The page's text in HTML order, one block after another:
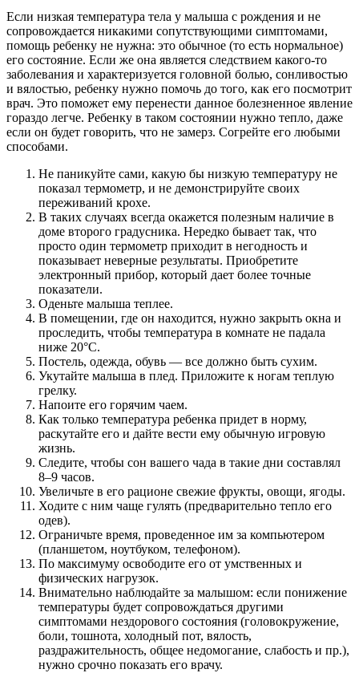
Если низкая температура тела у малыша с рождения и не
сопровождается никакими сопутствующими симптомами,
помощь ребенку не нужна: это обычное (то есть нормальное)
его состояние. Если же она является следствием какого-то
заболевания и характеризуется головной болью, сонливостью
и вялостью, ребенку нужно помочь до того, как его посмотрит
врач. Это поможет ему перенести данное болезненное явление
гораздо легче. Ребенку в таком состоянии нужно тепло, даже
если он будет говорить, что не замерз. Согрейте его любыми
способами.
Не паникуйте сами, какую бы низкую температуру не
показал термометр, и не демонстрируйте своих
переживаний крохе.
В таких случаях всегда окажется полезным наличие в
доме второго градусника. Нередко бывает так, что
просто один термометр приходит в негодность и
показывает неверные результаты. Приобретите
электронный прибор, который дает более точные
показатели.
Оденьте малыша теплее.
В помещении, где он находится, нужно закрыть окна и
проследить, чтобы температура в комнате не падала
ниже 20°C.
Постель, одежда, обувь — все должно быть сухим.
Укутайте малыша в плед. Приложите к ногам теплую
грелку.
Напоите его горячим чаем.
Как только температура ребенка придет в норму,
раскутайте его и дайте вести ему обычную игровую
жизнь.
Следите, чтобы сон вашего чада в такие дни составлял
8–9 часов.
Увеличьте в его рационе свежие фрукты, овощи, ягоды.
Ходите с ним чаще гулять (предварительно тепло его
одев).
Ограничьте время, проведенное им за компьютером
(планшетом, ноутбуком, телефоном).
По максимуму освободите его от умственных и
физических нагрузок.
Внимательно наблюдайте за малышом: если понижение
температуры будет сопровождаться другими
симптомами нездорового состояния (головокружение,
боли, тошнота, холодный пот, вялость,
раздражительность, общее недомогание, слабость и пр.),
нужно срочно показать его врачу.